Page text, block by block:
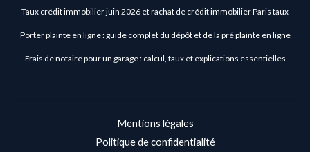
Taux crédit immobilier juin 2026 et rachat de crédit immobilier Paris taux
Porter plainte en ligne : guide complet du dépôt et de la pré plainte en ligne
Frais de notaire pour un garage : calcul, taux et explications essentielles
Mentions légales
Politique de confidentialité